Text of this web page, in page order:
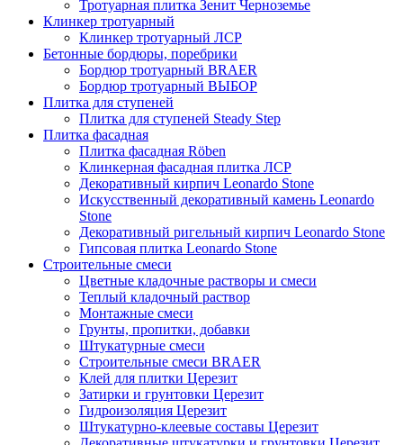
Тротуарная плитка Зенит Черноземье
Клинкер тротуарный
Клинкер тротуарный ЛСР
Бетонные бордюры, поребрики
Бордюр тротуарный BRAER
Бордюр тротуарный ВЫБОР
Плитка для ступеней
Плитка для ступеней Steady Step
Плитка фасадная
Плитка фасадная Röben
Клинкерная фасадная плитка ЛСР
Декоративный кирпич Leonardo Stone
Искусственный декоративный камень Leonardo
Stone
Декоративный ригельный кирпич Leonardo Stone
Гипсовая плитка Leonardo Stone
Строительные смеси
Цветные кладочные растворы и смеси
Теплый кладочный раствор
Монтажные смеси
Грунты, пропитки, добавки
Штукатурные смеси
Строительные смеси BRAER
Клей для плитки Церезит
Затирки и грунтовки Церезит
Гидроизоляция Церезит
Штукатурно-клеевые составы Церезит